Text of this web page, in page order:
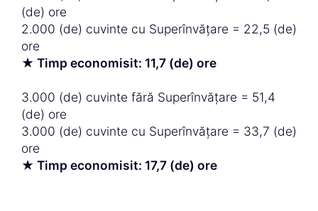
sudamericană?
În deplasare2,5 %
Ambele
21,6 %